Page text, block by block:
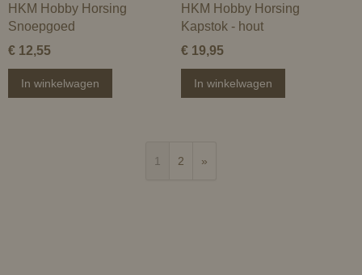
HKM Hobby Horsing
Snoepgoed
€ 12,55
In winkelwagen
HKM Hobby Horsing
Kapstok - hout
€ 19,95
In winkelwagen
1 2 »